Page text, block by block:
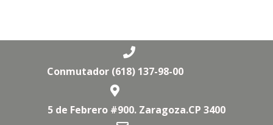
Conmutador (618) 137-98-00
5 de Febrero #900. Zaragoza.CP 3400